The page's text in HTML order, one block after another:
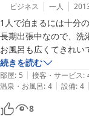
2014-01-05
ご指摘の脱衣所の件
るなどの対策をして
族会議で、パーテー
くこととしました。
るよう、女性の視点
で、来シーズンもお
ビジネス 一人
1人で泊まるには十分
長期出張中なので、洗
お風呂も広くてきれい
ので、仕事がはかどり
困ったのが、お部屋に
安全性に問題がある
それと、隣のお部屋と
続きを読む
部屋: 5 | 接客・サービス:
温泉・お風呂: 4 | 設備: 4 |
8